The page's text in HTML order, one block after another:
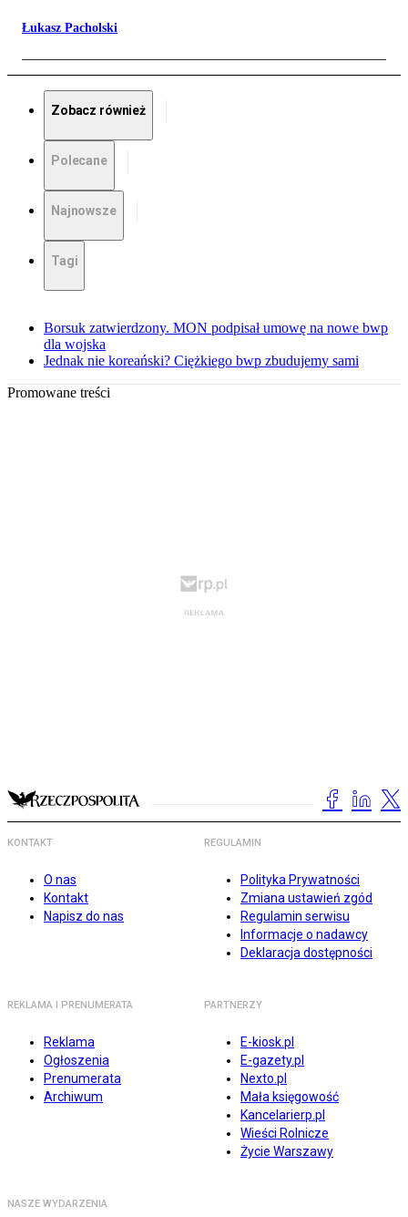
Łukasz Pacholski
Zobacz również
Polecane
Najnowsze
Tagi
Borsuk zatwierdzony. MON podpisał umowę na nowe bwp
dla wojska
Jednak nie koreański? Ciężkiego bwp zbudujemy sami
Promowane treści
KONTAKT
O nas
Kontakt
Napisz do nas
REGULAMIN
Polityka Prywatności
Zmiana ustawień zgód
Regulamin serwisu
Informacje o nadawcy
Deklaracja dostępności
REKLAMA I PRENUMERATA
Reklama
Ogłoszenia
Prenumerata
Archiwum
PARTNERZY
E-kiosk.pl
E-gazety.pl
Nexto.pl
Mała księgowość
Kancelarierp.pl
Wieści Rolnicze
Życie Warszawy
NASZE WYDARZENIA